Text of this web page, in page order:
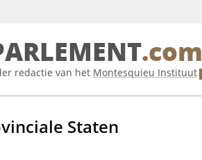
.com
redactie van het Montesquieu Instituut
Staten